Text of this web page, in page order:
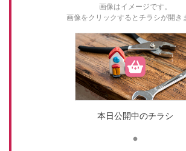
画像はイメージです。
画像をクリックするとチラシが開き
本日公開中のチラシ